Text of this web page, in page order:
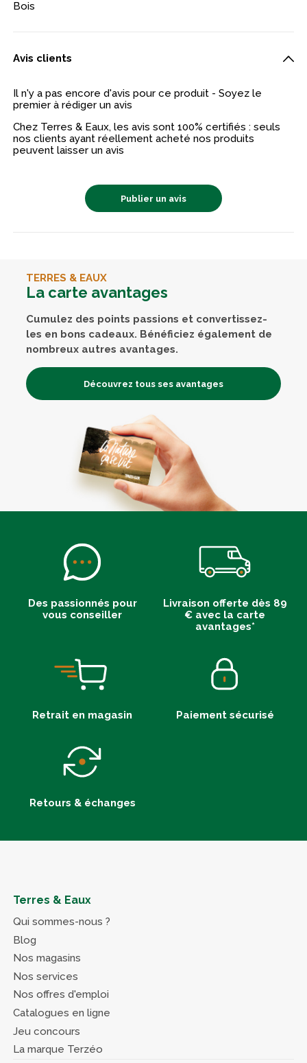
Bois
Avis clients
Il n'y a pas encore d'avis pour ce produit - Soyez le
premier à rédiger un avis
Chez Terres & Eaux, les avis sont 100% certifiés : seuls
nos clients ayant réellement acheté nos produits
peuvent laisser un avis
Publier un avis
TERRES & EAUX
La carte avantages
Cumulez des points passions et convertissez-
les en bons cadeaux. Bénéficiez également de
nombreux autres avantages.
Découvrez tous ses avantages
Des passionnés pour
vous conseiller
Livraison offerte dès 89
€ avec la carte
avantages*
Retrait en magasin Paiement sécurisé
Retours & échanges
Terres & Eaux
Qui sommes-nous ?
Blog
Nos magasins
Nos services
Nos offres d'emploi
Catalogues en ligne
Jeu concours
La marque Terzéo